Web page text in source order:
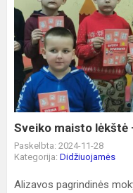
Sveiko
maisto
lėkštė
geriausia!
Sveiko maisto lėkštė
Paskelbta: 2024-11-28
Kategorija: Didžiuojamės
Alizavos pagrindinės